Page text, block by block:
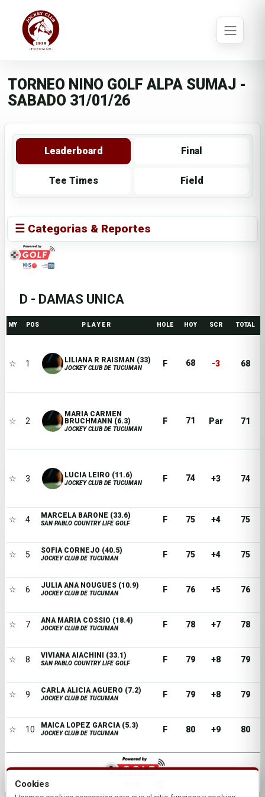
TORNEO NINO GOLF ALPA SUMAJ -
SABADO 31/01/26
Leaderboard Final
Tee Times Field
☰ Categorias & Reportes
D - DAMAS UNICA
MY POS P L A Y E R HOLE HOY SCR TOTAL
☆ 1 LILIANA R RAISMAN (33)
JOCKEY CLUB DE TUCUMAN F 68 -3 68
☆ 2
MARIA CARMEN
BRUCHMANN (6.3)
JOCKEY CLUB DE TUCUMAN
F 71 Par 71
☆ 3 LUCIA LEIRO (11.6)
JOCKEY CLUB DE TUCUMAN F 74 +3 74
☆ 4 MARCELA BARONE (33.6)
SAN PABLO COUNTRY LIFE GOLF F 75 +4 75
☆ 5 SOFIA CORNEJO (40.5)
JOCKEY CLUB DE TUCUMAN F 75 +4 75
☆ 6 JULIA ANA NOUGUES (10.9)
JOCKEY CLUB DE TUCUMAN F 76 +5 76
☆ 7 ANA MARIA COSSIO (18.4)
JOCKEY CLUB DE TUCUMAN F 78 +7 78
☆ 8 VIVIANA AIACHINI (33.1)
SAN PABLO COUNTRY LIFE GOLF F 79 +8 79
☆ 9 CARLA ALICIA AGUERO (7.2)
JOCKEY CLUB DE TUCUMAN F 79 +8 79
☆ 10 MAICA LOPEZ GARCIA (5.3)
JOCKEY CLUB DE TUCUMAN F 80 +9 80
Cookies